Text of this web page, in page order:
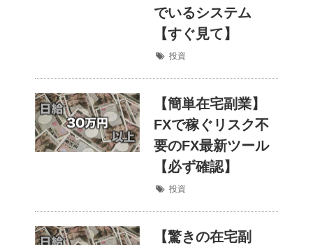
でいるシステム
【すぐ見て】
投資
【簡単在宅副業】
FXで稼ぐリスク不
要のFX最新ツール
【必ず確認】
投資
【驚きの在宅副